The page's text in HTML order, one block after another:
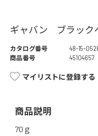
ギャバン ブラック
カタログ番号
48-15-
商品番号
45104657
マイリストに登録する
商品説明
70ｇ